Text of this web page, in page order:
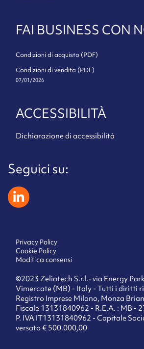
FAI BUSINESS CON
Condizioni di acquisto (PDF)
Condizioni di vendita (PDF)
07/01/2026
ACCESSIBILITÀ
Dichiarazione di accessibilità
Seguici su:
zeliatech linkedin
©2023 Zeliatech S.r.l.- via Energy
Vimercate (MB) - Italy - Tutti i diritti
Registro Imprese Milano, Monza
Fiscale 13131840962 - R.E.A. : MB -
P. IVA IT13131840962 - Capitale
versato € 500.000,00
Privacy Policy
Cookie Policy
Modifica consensi